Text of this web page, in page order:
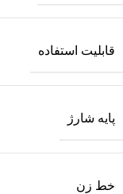
قابلیت استفاده
پایه شارژ
خط زن